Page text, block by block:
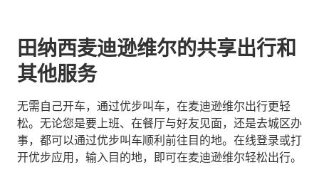
田纳西麦迪逊维尔的共享出行和
其他服务
无需自己开车，通过优步叫车，在麦迪逊维尔出行更轻
松。无论您是要上班、在餐厅与好友见面，还是去城区办
事，都可以通过优步叫车顺利前往目的地。在线登录或打
开优步应用，输入目的地，即可在麦迪逊维尔轻松出行。